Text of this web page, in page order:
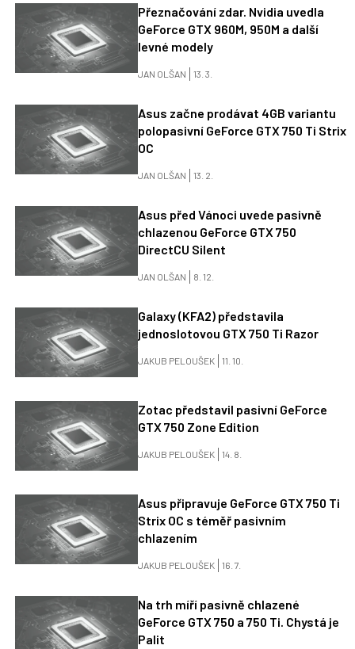
Přeznačování zdar. Nvidia uvedla
GeForce GTX 960M, 950M a další
levné modely
JAN OLŠAN 13. 3.
Asus začne prodávat 4GB variantu
polopasivní GeForce GTX 750 Ti Strix
OC
JAN OLŠAN 13. 2.
Asus před Vánoci uvede pasivně
chlazenou GeForce GTX 750
DirectCU Silent
JAN OLŠAN 8. 12.
Galaxy (KFA2) představila
jednoslotovou GTX 750 Ti Razor
JAKUB PELOUŠEK 11. 10.
Zotac představil pasivní GeForce
GTX 750 Zone Edition
JAKUB PELOUŠEK 14. 8.
Asus připravuje GeForce GTX 750 Ti
Strix OC s téměř pasivním
chlazením
JAKUB PELOUŠEK 16. 7.
Na trh míří pasivně chlazené
GeForce GTX 750 a 750 Ti. Chystá je
Palit